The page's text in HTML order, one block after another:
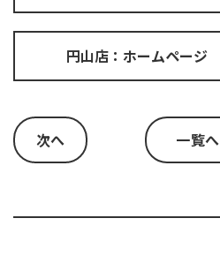
円山店：ホームページ
次へ 一覧へ